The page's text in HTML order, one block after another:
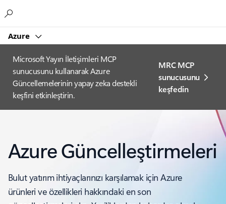
Azure
Microsoft Yayın İletişimleri MCP
sunucusunu kullanarak Azure
Güncellemelerinin yapay zeka destekli
keşfini etkinleştirin.
MRC MCP
sunucusunu
keşfedin
Azure Güncelleştirmeleri
Bulut yatırım ihtiyaçlarınızı karşılamak için Azure
ürünleri ve özellikleri hakkındaki en son